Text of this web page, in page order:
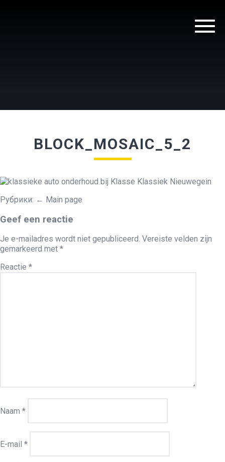
BLOCK_MOSAIC_5_2
Рубрики: ← Main page
Geef een reactie
Je e-mailadres wordt niet gepubliceerd. Vereiste velden zijn
gemarkeerd met *
Reactie *
Naam *
E-mail *